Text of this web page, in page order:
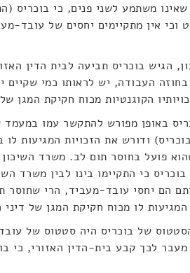
משתמע לשני פנים, כי בוכריס
אין מתקיימים יחסים של עובד-
הגיש בוכריס תביעה לבית הדין
העבודה, יש לראותו כמי שקיים
הקוגנטיות מכוח חקיקת המגן
באופן מפורש להתקשר עמו
ודורש את הזכויות המגיעות
פועל בחוסר תום לב. משרד
כי התקיימו בינו לבין משרד
הם יחסי עובד-מעביד, הרי שחוסר
לו מכוח חקיקת המגן של
של בוכריס היה סטטוס של
לכך קבע בית-הדין האזורי, כי